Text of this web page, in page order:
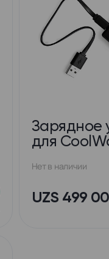
Зарядное
для
Нет в наличии
UZS 499